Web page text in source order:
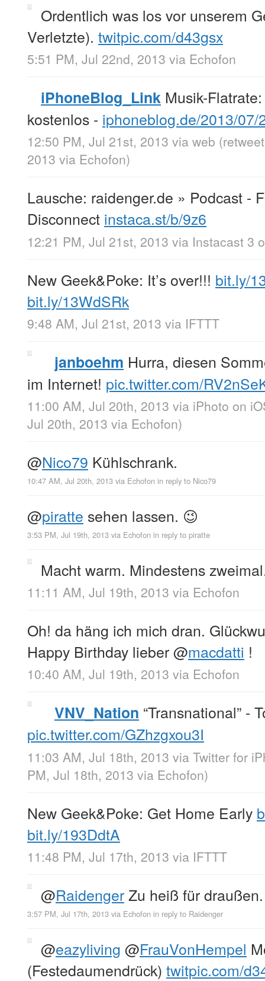
Ordentlich was los vor unserem
Verletzte). twitpic.com/d43gsx
5:51 PM, Jul 22nd, 2013 via Echofon
iPhoneBlog_Link Musik-
kostenlos - iphoneblog.de/2013/
12:50 PM, Jul 21st, 2013 via web
2013 via Echofon)
Lausche: raidenger.de » Podcast -
Disconnect instaca.st/b/9z6
12:21 PM, Jul 21st, 2013 via Instacast 3
New Geek&Poke: It’s over!!! bit.ly/
bit.ly/13WdSRk
9:48 AM, Jul 21st, 2013 via IFTTT
janboehm Hurra, diesen
im Internet! pic.twitter.com/
11:00 AM, Jul 20th, 2013 via iPhoto on
Jul 20th, 2013 via Echofon)
@Nico79 Kühlschrank.
10:47 AM, Jul 20th, 2013 via Echofon in reply to Nico79
@piratte sehen lassen. 😉
3:53 PM, Jul 19th, 2013 via Echofon in reply to piratte
Macht warm. Mindestens
11:11 AM, Jul 19th, 2013 via Echofon
Oh! da häng ich mich dran.
Happy Birthday lieber@macdatti !
10:40 AM, Jul 19th, 2013 via Echofon
VNV_Nation “Transnational” -
pic.twitter.com/GZhzgxou3I
11:03 AM, Jul 18th, 2013 via Twitter for
PM, Jul 18th, 2013 via Echofon)
New Geek&Poke: Get Home Early
bit.ly/193DdtA
11:48 PM, Jul 17th, 2013 via IFTTT
@RaidengerZu heiß für
3:57 PM, Jul 17th, 2013 via Echofon in reply to Raidenger
@eazyliving @FrauVonHempel
(Festedaumendrück) twitpic.com/